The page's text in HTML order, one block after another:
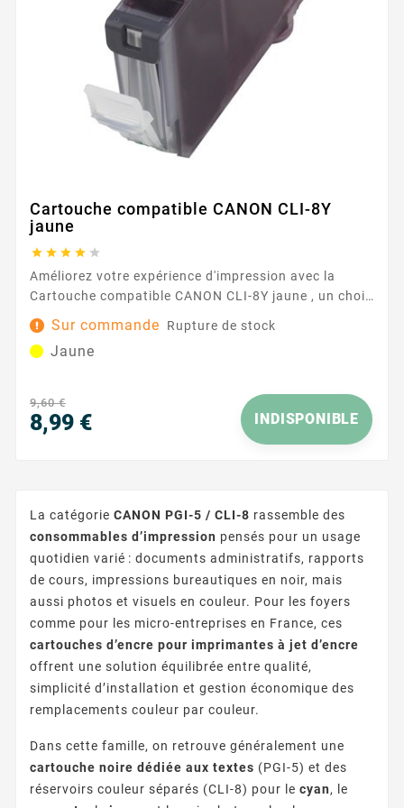
Cartouche compatible CANON CLI-8Y
jaune
    
Améliorez votre expérience d'impression avec la
Cartouche compatible CANON CLI-8Y jaune , un choix
de premier ordre pour une sortie couleur vibrante et
fiable. Parfaitement adaptée à ceux qui exigent des
impressions de haute qualité, cette cartouche
teintes jaunes qui donnent vie à vos documents et
images. Conçue...
Sur commande Rupture de stock
Jaune
9,60 €
8,99 € INDISPONIBLE
La catégorie CANON PGI-5 / CLI-8 rassemble des
consommables d’impression pensés pour un usage
quotidien varié : documents administratifs, rapports
de cours, impressions bureautiques en noir, mais
aussi photos et visuels en couleur. Pour les foyers
comme pour les micro-entreprises en France, ces
cartouches d’encre pour imprimantes à jet d’encre
offrent une solution équilibrée entre qualité,
simplicité d’installation et gestion économique des
remplacements couleur par couleur.
Dans cette famille, on retrouve généralement une
cartouche noire dédiée aux textes (PGI-5) et des
réservoirs couleur séparés (CLI-8) pour le cyan, le